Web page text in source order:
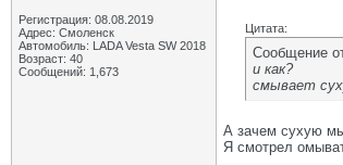
Регистрация: 08.08.2019
Адрес: Смоленск
Автомобиль: LADA Vesta SW 2018
Возраст: 40
Сообщений: 1,673
Цитата:
Сообщение
и как?
смывает
А зачем сухую
Я смотрел